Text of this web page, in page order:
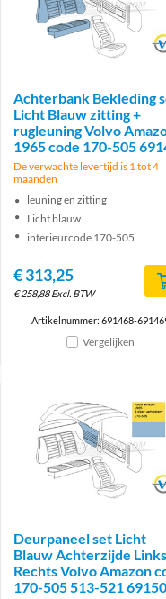
Achterbank Bekleding
Licht Blauw zitting +
rugleuning Volvo
1965 code 170-505
De verwachte levertijd is 1 tot 4
maanden
leuning en zitting
Licht blauw
interieurcode 170-505
€313,25
€258,88 Excl. BTW
Artikelnummer: 691468-
Vergelijken
Deurpaneel set Licht
Blauw Achterzijde
Rechts Volvo Amazon
170-505 513-521